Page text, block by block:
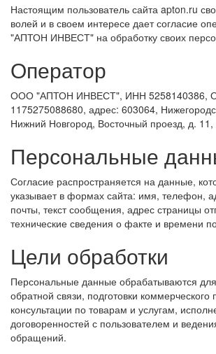
Настоящим пользователь сайта apton.ru
волей и в своем интересе дает согласие
"АПТОН ИНВЕСТ" на обработку своих
Оператор
ООО "АПТОН ИНВЕСТ", ИНН 5258140386,
1175275088680, адрес: 603064,
Нижний Новгород, Восточный проезд, д.
Персональные
Согласие распространяется на данные,
указывает в формах сайта: имя, телефон,
почты, текст сообщения, адрес страницы
технические сведения о факте и времени
Цели обработки
Персональные данные обрабатываются для
обратной связи, подготовки
консультации по товарам и услугам,
договоренностей с пользователем и
обращений.